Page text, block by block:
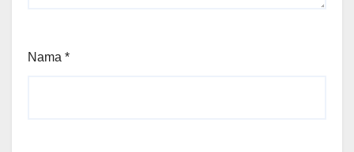
Nama *